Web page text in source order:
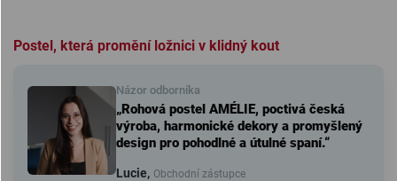
Postel, která promění ložnici v klidný kout
Názor odborníka
„Rohová postel AMÉLIE, poctivá česká
výroba, harmonické dekory a promyšlený
design pro pohodlné a útulné spaní.“
Lucie, Obchodní zástupce